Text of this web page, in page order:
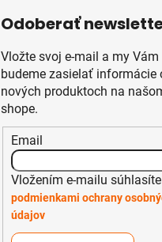
Odoberať
Vložte svoj e-mail a my Vám
budeme zasielať informácie
nových produktoch na
shope.
Email
Vložením e-mailu
podmienkami ochrany
údajov